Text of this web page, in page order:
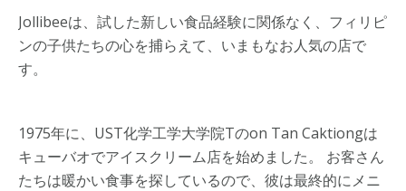
Jollibeeは、試した新しい食品経験に関係なく、フィリピ
ンの子供たちの心を捕らえて、いまもなお人気の店で
す。
1975年に、UST化学工学大学院Tのon Tan Caktiongは
キューバオでアイスクリーム店を始めました。 お客さん
たちは暖かい食事を探しているので、彼は最終的にメニ